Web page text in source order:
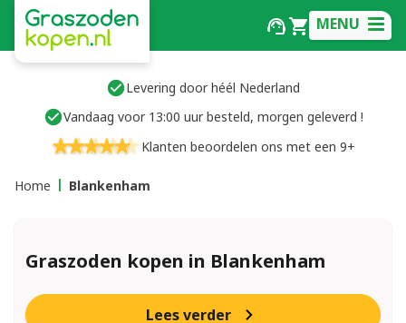
MENU
Levering door héél Nederland
Vandaag voor 13:00 uur besteld, morgen geleverd !
Klanten beoordelen ons met een 9+
Home Blankenham
Graszoden kopen in Blankenham
Lees verder